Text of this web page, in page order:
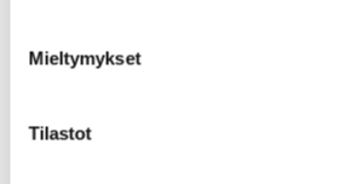
Mieltymykset
Tilastot